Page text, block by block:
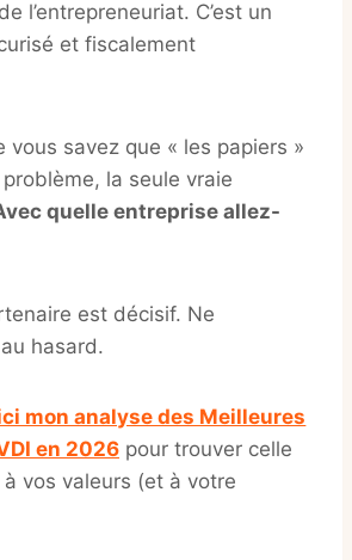
l’entrepreneuriat. C’est un
et fiscalement
vous savez que « les papiers »
la seule vraie
quelle entreprise allez-
est décisif. Ne
hasard.
mon analyse des Meilleures
en 2026 pour trouver celle
vos valeurs (et à votre